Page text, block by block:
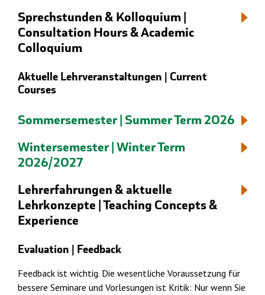
Sprechstunden & Kolloquium |
Consultation Hours & Academic
Colloquium
Aktuelle Lehrveranstaltungen | Current
Courses
Sommersemester | Summer Term 2026
Wintersemester | Winter Term
2026/2027
Lehrerfahrungen & aktuelle
Lehrkonzepte | Teaching Concepts &
Experience
Evaluation | Feedback
Feedback ist wichtig. Die wesentliche Voraussetzung für
bessere Seminare und Vorlesungen ist Kritik: Nur wenn Sie